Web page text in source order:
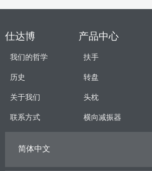
仕达博
我们的哲学
历史
关于我们
联系方式
扶手
转盘
头枕
横向减振器
产品中心
简体中文